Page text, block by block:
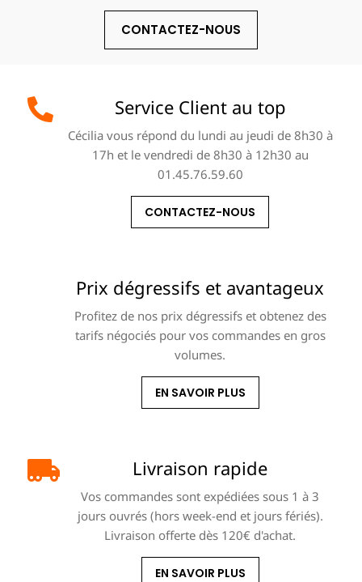
CONTACTEZ-NOUS
Service Client au top
Cécilia vous répond du lundi au jeudi de 8h30 à
17h et le vendredi de 8h30 à 12h30 au
01.45.76.59.60
CONTACTEZ-NOUS
Prix dégressifs et avantageux
Profitez de nos prix dégressifs et obtenez des
tarifs négociés pour vos commandes en gros
volumes.
EN SAVOIR PLUS
Livraison rapide
Vos commandes sont expédiées sous 1 à 3
jours ouvrés (hors week-end et jours fériés).
Livraison offerte dès 120€ d'achat.
EN SAVOIR PLUS